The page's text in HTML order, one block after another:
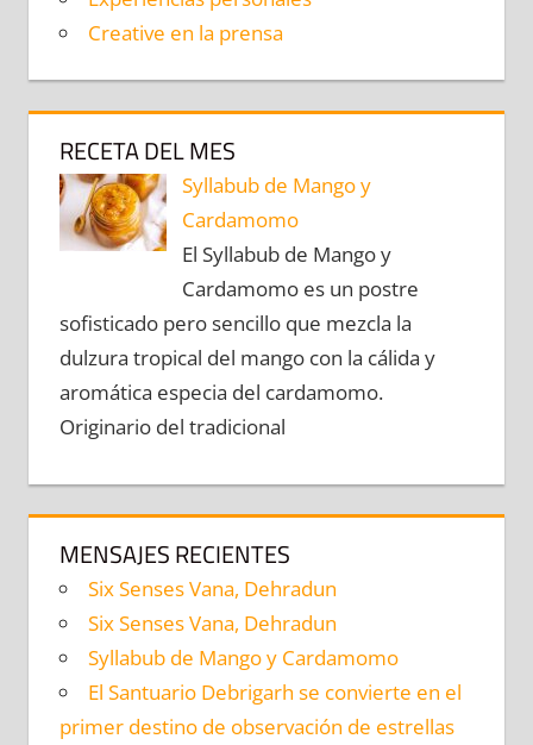
Creative en la prensa
RECETA DEL MES
Syllabub de Mango y
Cardamomo
El Syllabub de Mango y
Cardamomo es un postre
sofisticado pero sencillo que mezcla la
dulzura tropical del mango con la cálida y
aromática especia del cardamomo.
Originario del tradicional
MENSAJES RECIENTES
Six Senses Vana, Dehradun
Six Senses Vana, Dehradun
Syllabub de Mango y Cardamomo
El Santuario Debrigarh se convierte en el
primer destino de observación de estrellas